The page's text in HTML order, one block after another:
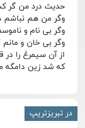
حدیث درد من گر
وگر من هم نباشم
وگر بی نام و
وگر بی خان و مانم
از آن سیمرغ را در
که شد زین دامگه
در تبریزتریپ